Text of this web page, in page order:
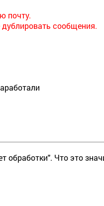
почту.
сообщения.
обработки". Что это